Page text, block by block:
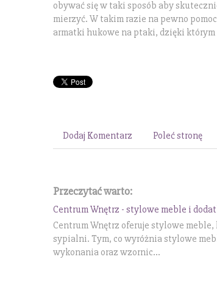
obywać się w taki sposób aby
mierzyć. W takim razie na pewno
armatki hukowe na ptaki, dzięki
Dodaj Komentarz Poleć stronę
Przeczytać warto:
Centrum Wnętrz - stylowe meble i
Centrum Wnętrz oferuje stylowe
sypialni. Tym, co wyróżnia stylowe
wykonania oraz wzornic...